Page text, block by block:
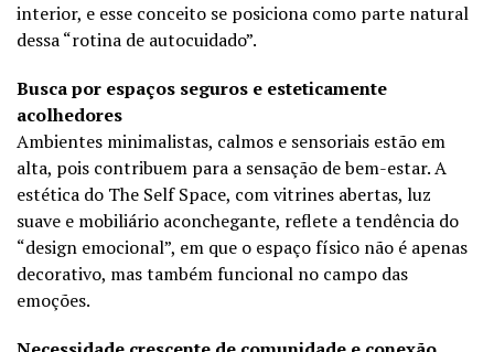
interior, e esse conceito se posiciona como parte natural
dessa “rotina de autocuidado”.
Busca por espaços seguros e esteticamente
acolhedores
Ambientes minimalistas, calmos e sensoriais estão em
alta, pois contribuem para a sensação de bem-estar. A
estética do The Self Space, com vitrines abertas, luz
suave e mobiliário aconchegante, reflete a tendência do
“design emocional”, em que o espaço físico não é apenas
decorativo, mas também funcional no campo das
emoções.